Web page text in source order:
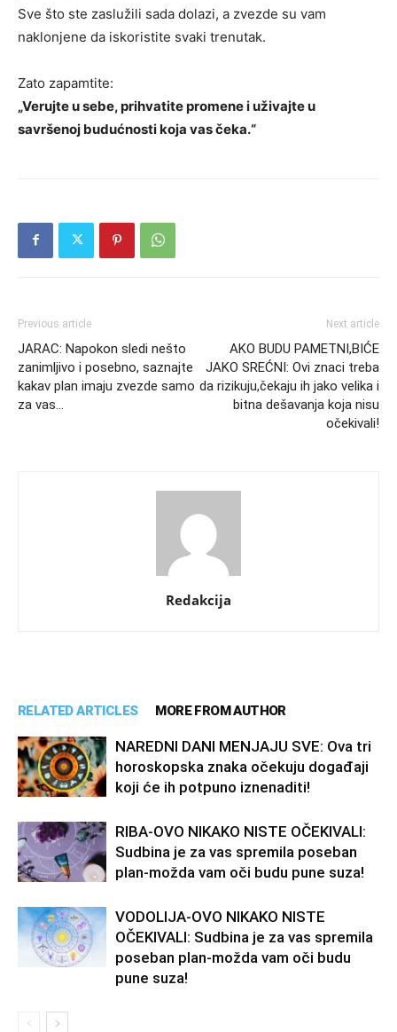
Sve što ste zaslužili sada dolazi, a zvezde su vam
naklonjene da iskoristite svaki trenutak.
Zato zapamtite:
„Verujte u sebe, prihvatite promene i uživajte u
savršenoj budućnosti koja vas čeka.“
Previous article
JARAC: Napokon sledi nešto
zanimljivo i posebno, saznajte
kakav plan imaju zvezde samo
za vas…
Next article
AKO BUDU PAMETNI,BIĆE
JAKO SREĆNI: Ovi znaci treba
da rizikuju,čekaju ih jako velika i
bitna dešavanja koja nisu
očekivali!
Redakcija
RELATED ARTICLES MORE FROM AUTHOR
NAREDNI DANI MENJAJU SVE: Ova tri
horoskopska znaka očekuju događaji
koji će ih potpuno iznenaditi!
RIBA-OVO NIKAKO NISTE OČEKIVALI:
Sudbina je za vas spremila poseban
plan-možda vam oči budu pune suza!
VODOLIJA-OVO NIKAKO NISTE
OČEKIVALI: Sudbina je za vas spremila
poseban plan-možda vam oči budu
pune suza!